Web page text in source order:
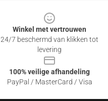
Winkel met vertrouwen
24/7 beschermd van klikken tot
levering
100% veilige afhandeling
PayPal / MasterCard / Visa